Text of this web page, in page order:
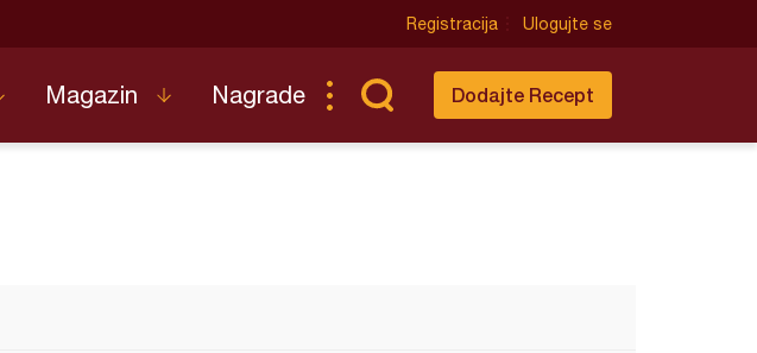
Registracija Ulogujte se
Magazin Nagrade Dodajte Recept